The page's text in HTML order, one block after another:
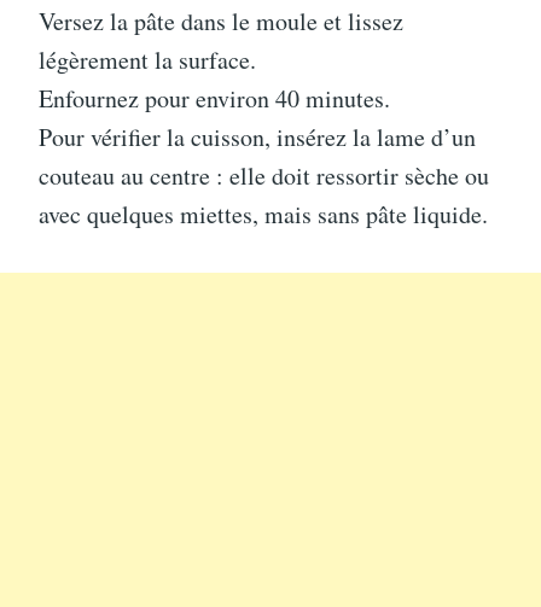
Versez la pâte dans le moule et lissez
légèrement la surface.
Enfournez pour environ 40 minutes.
Pour vérifier la cuisson, insérez la lame d’un
couteau au centre : elle doit ressortir sèche ou
avec quelques miettes, mais sans pâte liquide.